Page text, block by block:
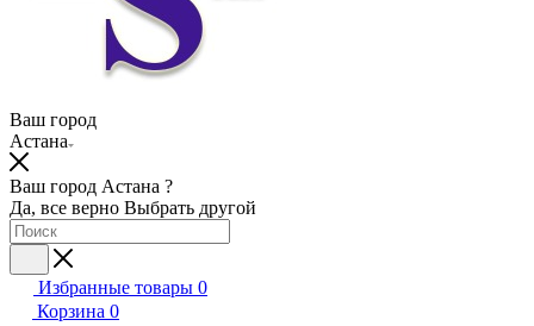
Ваш город
Астана
Ваш город Астана ?
Да, все верно Выбрать другой
Избранные товары 0
Корзина 0